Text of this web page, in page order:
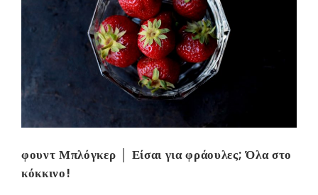
φουντ Μπλόγκερ │ Είσαι για φράουλες; Όλα στο
κόκκινο!